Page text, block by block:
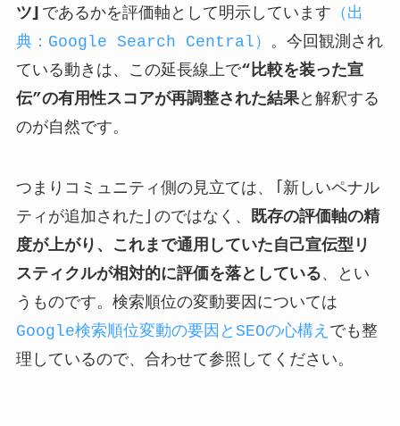
ツ」 であるかを評価軸として明示しています （出
典：Google Search Central） 。今回観測され
ている動きは、この延長線上で“比較を装った宣
伝”の有用性スコアが再調整された結果と解釈する
のが自然です。
つまりコミュニティ側の見立ては、「新しいペナル
ティが追加された」のではなく、 既存の評価軸の精
度が上がり、これまで通用していた自己宣伝型リ
スティクルが相対的に評価を落としている、とい
うものです。検索順位の変動要因については
Google検索順位変動の要因とSEOの心構え でも整
理しているので、合わせて参照してください。